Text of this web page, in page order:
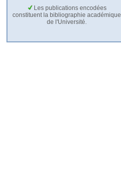
Les publications encodées
constituent la bibliographie académique
de l'Université.